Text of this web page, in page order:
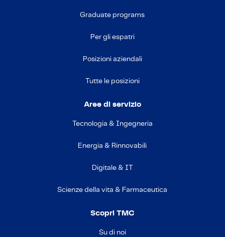
Graduate programs
Per gli espatri
Posizioni aziendali
Tutte le posizioni
Aree di servizio
Tecnologia & Ingegneria
Energia & Rinnovabili
Digitale & IT
Scienze della vita & Farmaceutica
Scopri TMC
Su di noi